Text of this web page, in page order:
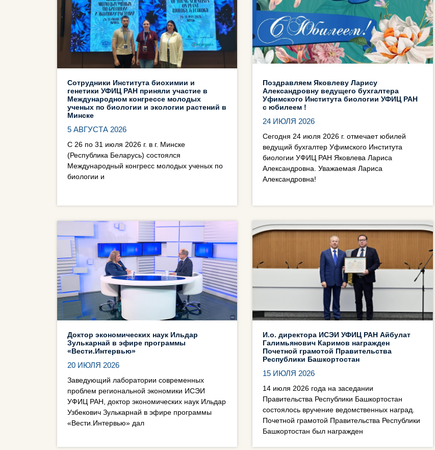
Сотрудники Института биохимии и
генетики УФИЦ РАН приняли участие в
Международном конгрессе молодых
ученых по биологии и экологии растений в
Минске
5 АВГУСТА 2026
С 26 по 31 июля 2026 г. в г. Минске
(Республика Беларусь) состоялся
Международный конгресс молодых ученых по
биологии и
Поздравляем Яковлеву Ларису
Александровну ведущего бухгалтера
Уфимского Института биологии УФИЦ РАН
с юбилеем !
24 ИЮЛЯ 2026
Сегодня 24 июля 2026 г. отмечает юбилей
ведущий бухгалтер Уфимского Института
биологии УФИЦ РАН Яковлева Лариса
Александровна. Уважаемая Лариса
Александровна!
Доктор экономических наук Ильдар
Зулькарнай в эфире программы
«Вести.Интервью»
20 ИЮЛЯ 2026
Заведующий лаборатории современных
проблем региональной экономики ИСЭИ
УФИЦ РАН, доктор экономических наук Ильдар
Узбекович Зулькарнай в эфире программы
«Вести.Интервью» дал
И.о. директора ИСЭИ УФИЦ РАН Айбулат
Галимьянович Каримов награжден
Почетной грамотой Правительства
Республики Башкортостан
15 ИЮЛЯ 2026
14 июля 2026 года на заседании
Правительства Республики Башкортостан
состоялось вручение ведомственных наград.
Почетной грамотой Правительства Республики
Башкортостан был награжден